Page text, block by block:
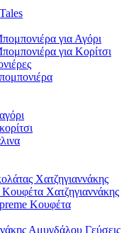
για Αγόρι
για Κορίτσι
Χατζηγιαννάκης
Χατζηγιαννάκης
Κουφέτα
Αμυγδάλου Γεύσεις